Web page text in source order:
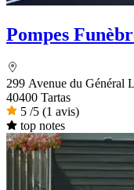
Pompes
299 Avenue du Général
40400 Tartas
5 /5 (1 avis)
top notes